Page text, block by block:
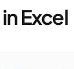
Excel